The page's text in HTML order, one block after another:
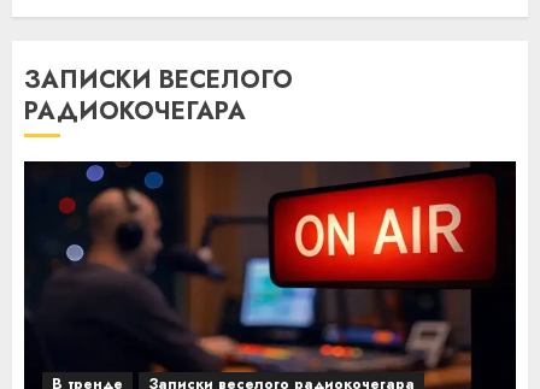
ЗАПИСКИ ВЕСЕЛОГО
РАДИОКОЧЕГАРА
В тренде Записки веселого радиокочегара